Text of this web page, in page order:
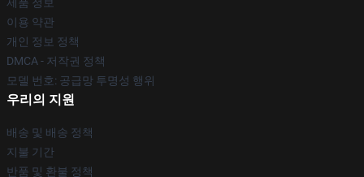
이용 약관
개인 정보 정책
DMCA - 저작권 정책
모델 번호: 공급망 투명성 행위
우리의 지원
배송 및 배송 정책
지불 기간
반품 및 환불 정책